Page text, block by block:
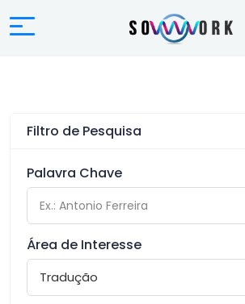
Filtro de Pesquisa
Palavra Chave
Área de Interesse